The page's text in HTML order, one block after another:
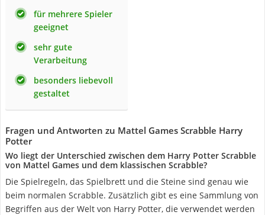
für mehrere Spieler
geeignet
sehr gute
Verarbeitung
besonders liebevoll
gestaltet
Fragen und Antworten zu Mattel Games Scrabble Harry
Potter
Wo liegt der Unterschied zwischen dem Harry Potter Scrabble
von Mattel Games und dem klassischen Scrabble?
Die Spielregeln, das Spielbrett und die Steine sind genau wie
beim normalen Scrabble. Zusätzlich gibt es eine Sammlung von
Begriffen aus der Welt von Harry Potter, die verwendet werden